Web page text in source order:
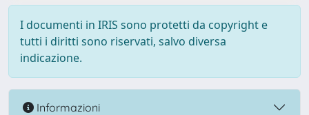
I documenti in IRIS sono protetti da copyright e
tutti i diritti sono riservati, salvo diversa
indicazione.
Informazioni